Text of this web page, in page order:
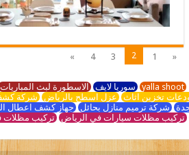
«
1
2
3
4
»
yalla shoot سوريا لايف الاسطورة لبث
تخزين اثاث عزل اسطح بالرياض شركة
شركة ترميم منازل بحائل جهاز كشف اعطال
تركيب مظلات سيارات في الرياض تركيب مظلات